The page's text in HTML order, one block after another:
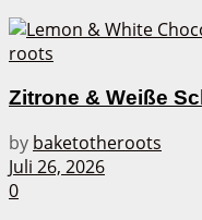
Zitrone & Weiße
by baketotheroots
Juli 26, 2026
0